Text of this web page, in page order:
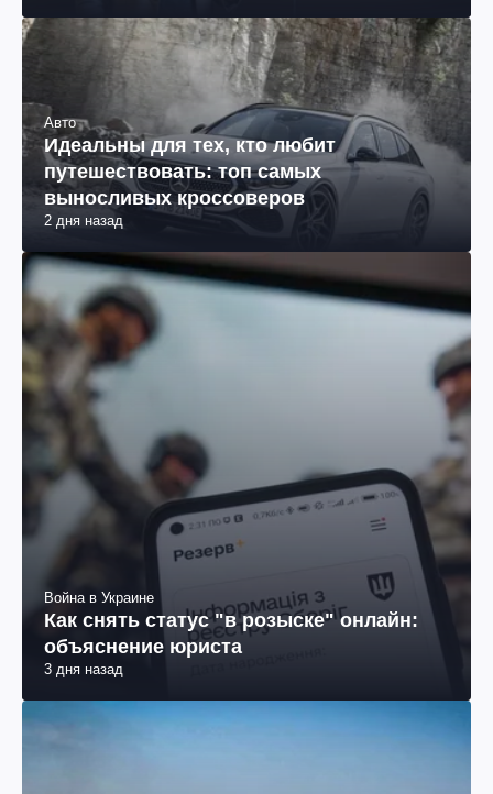
Авто
Идеальны для тех, кто любит
путешествовать: топ самых
выносливых кроссоверов
2 дня назад
Война в Украине
Как снять статус "в розыске" онлайн:
объяснение юриста
3 дня назад